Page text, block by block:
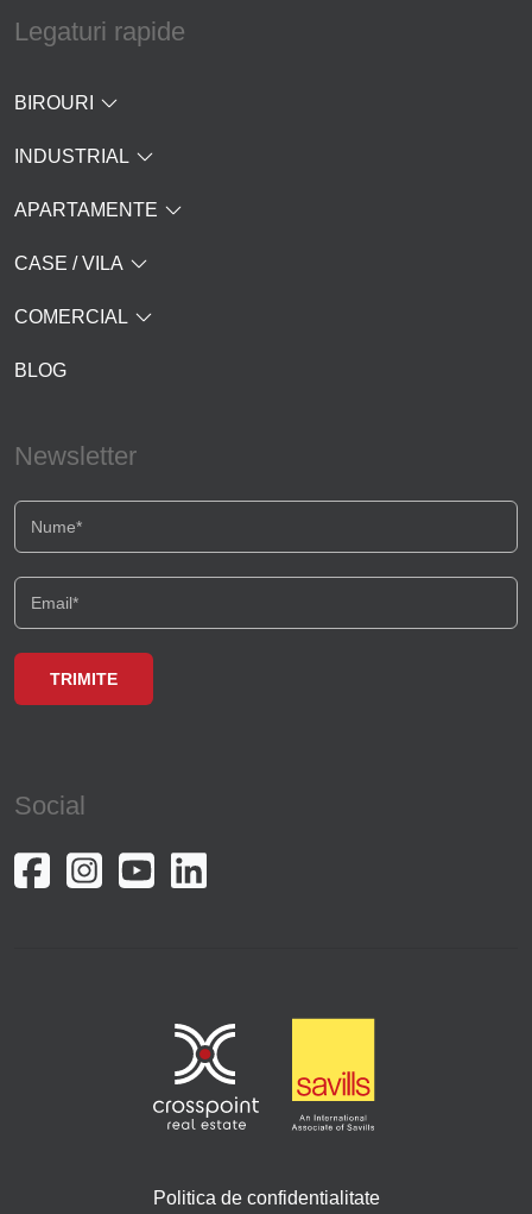
Legaturi rapide
BIROURI
INDUSTRIAL
APARTAMENTE
CASE / VILA
COMERCIAL
BLOG
Newsletter
Social
Politica de confidentialitate